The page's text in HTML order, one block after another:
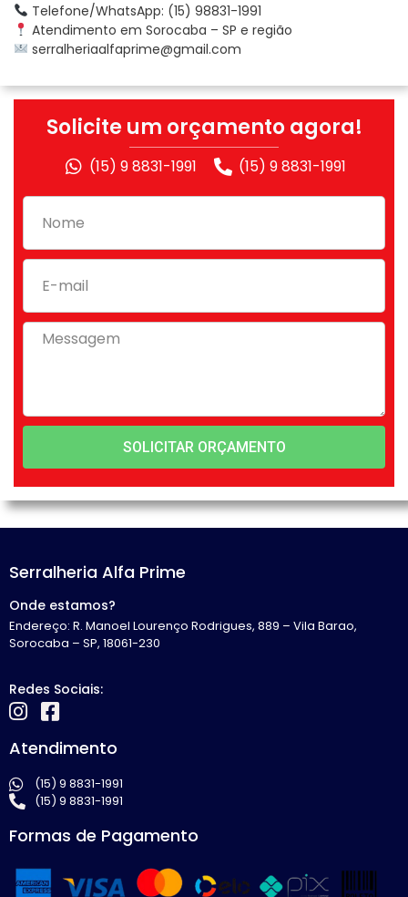
Telefone/WhatsApp: (15) 98831-1991
Atendimento em Sorocaba – SP e região
serralheriaalfaprime@gmail.com
Solicite um orçamento agora!
(15) 9 8831-1991 (15) 9 8831-1991
SOLICITAR ORÇAMENTO
Serralheria Alfa Prime
Onde estamos?
Endereço: R. Manoel Lourenço Rodrigues, 889 – Vila Barao,
Sorocaba – SP, 18061-230
Redes Sociais:
Atendimento
(15) 9 8831-1991
(15) 9 8831-1991
Formas de Pagamento